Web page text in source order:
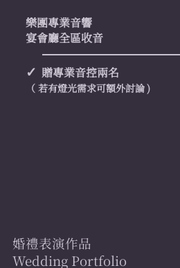
樂團專業音響
宴會廳全區收音
✓ 贈專業音控兩名
（ 若有燈光需求可額外討論)
尾牙/活動演出作品
Year-end Party / Activity Portfolio
婚禮表演作品
Wedding Portfolio